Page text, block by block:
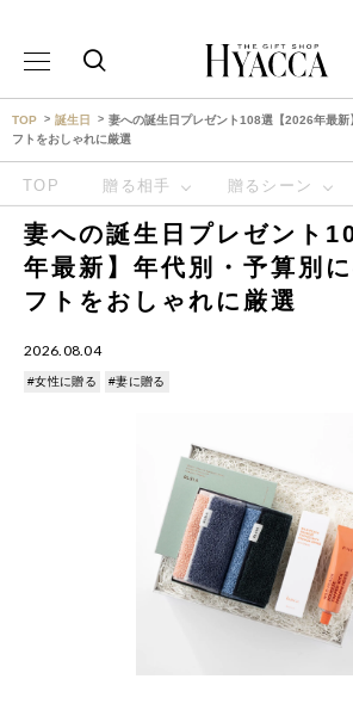
TOP 誕生日
妻への誕生日プレゼント108選【2026年最
フトをおしゃれに厳選
TOP 贈る相手 贈るシーン
妻への誕生日プレゼント
年最新】年代別・予算別
フトをおしゃれに厳選
2026.08.04
#女性に贈る #妻に贈る